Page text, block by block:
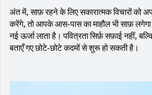
अंत में, साफ़ रहने के लिए सकारात्मक विचारों
करेंगे, तो आपके आस‑पास का माहौल भी साफ़
नई ऊर्जा लाता है। पवित्रता सिर्फ़ सफ़ाई नहीं,
बताएँ गए छोटे‑छोटे कदमों से शुरू हो सकती है।